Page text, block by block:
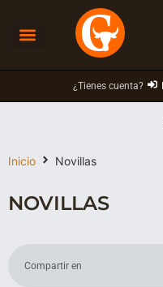
¿Tienes cuenta?
Inicio Novillas
NOVILLAS
Compartir en